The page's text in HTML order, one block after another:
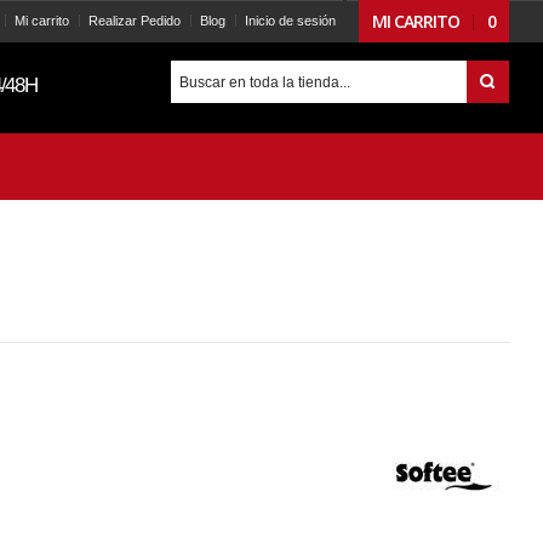
MI CARRITO 0
Mi carrito Realizar Pedido Blog Inicio de sesión
48H